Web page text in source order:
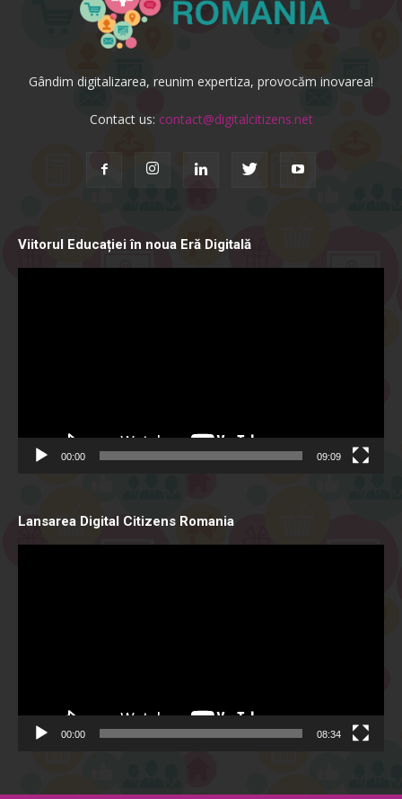
Gândim digitalizarea, reunim expertiza, provocăm inovarea!
Contact us: contact@digitalcitizens.net
Viitorul Educației în noua Eră Digitală
00:00 09:09
Lansarea Digital Citizens Romania
00:00 08:34